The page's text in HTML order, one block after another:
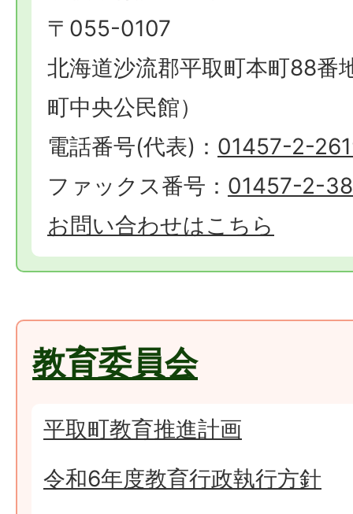
〒055-0107
北海道沙流郡平取町本町88番
町中央公民館）
電話番号(代表)： 01457-2-
ファックス番号： 01457-2-
お問い合わせはこちら
教育委員会
平取町教育推進計画
令和6年度教育行政執行方針